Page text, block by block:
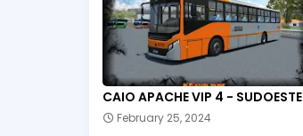
CAIO APACHE VIP 4 - SUDOESTE
February 25, 2024